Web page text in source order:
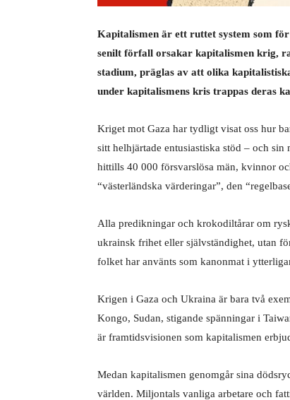
Kapitalismen är ett ruttet system som
senilt förfall orsakar kapitalismen krig,
stadium, präglas av att olika
under kapitalismens kris trappas deras
Kriget mot Gaza har tydligt visat oss hur
sitt helhjärtade entusiastiska stöd – och
hittills 40 000 försvarslösa män, kvinnor
“västerländska värderingar”, den
Alla predikningar och krokodiltårar om
ukrainsk frihet eller självständighet, utan
folket har använts som kanonmat i
Krigen i Gaza och Ukraina är bara två
Kongo, Sudan, stigande spänningar i
är framtidsvisionen som kapitalismen
Medan kapitalismen genomgår sina
världen. Miljontals vanliga arbetare och